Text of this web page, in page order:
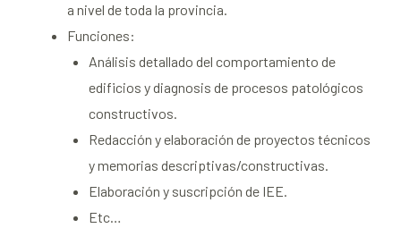
a nivel de toda la provincia.
Funciones:
Análisis detallado del comportamiento de
edificios y diagnosis de procesos patológicos
constructivos.
Redacción y elaboración de proyectos técnicos
y memorias descriptivas/constructivas.
Elaboración y suscripción de IEE.
Etc…